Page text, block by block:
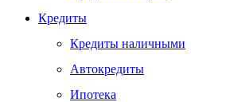
Кредиты
Кредиты наличными
Автокредиты
Ипотека